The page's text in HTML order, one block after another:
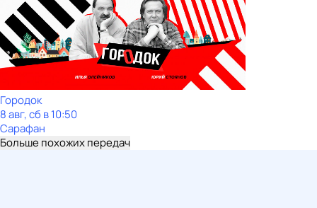
Городок
8 авг, сб в 10:50
Сарафан
Больше похожих передач